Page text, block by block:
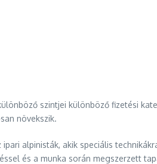
szintjei különböző fizetési
növekszik.
alpinisták, akik speciális
és a munka során megszerzett